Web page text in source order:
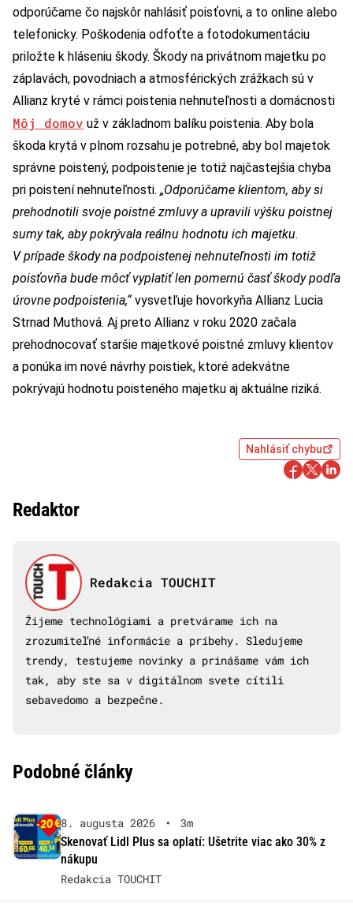
odporúčame čo najskôr nahlásiť poisťovni, a to online alebo
telefonicky. Poškodenia odfoťte a fotodokumentáciu
priložte k hláseniu škody. Škody na privátnom majetku po
záplavách, povodniach a atmosférických zrážkach sú v
Allianz kryté v rámci poistenia nehnuteľnosti a domácnosti
Môj domov už v základnom balíku poistenia. Aby bola
škoda krytá v plnom rozsahu je potrebné, aby bol majetok
správne poistený, podpoistenie je totiž najčastejšia chyba
pri poistení nehnuteľnosti. „Odporúčame klientom, aby si
prehodnotili svoje poistné zmluvy a upravili výšku poistnej
sumy tak, aby pokrývala reálnu hodnotu ich majetku.
V prípade škody na podpoistenej nehnuteľnosti im totiž
poisťovňa bude môcť vyplatiť len pomernú časť škody podľa
úrovne podpoistenia,“vysvetľuje hovorkyňa Allianz Lucia
Strnad Muthová. Aj preto Allianz v roku 2020 začala
prehodnocovať staršie majetkové poistné zmluvy klientov
a ponúka im nové návrhy poistiek, ktoré adekvátne
pokrývajú hodnotu poisteného majetku aj aktuálne riziká.
Nahlásiť chybu
Redaktor
Redakcia TOUCHIT
Žijeme technológiami a pretvárame ich na
zrozumiteľné informácie a príbehy. Sledujeme
trendy, testujeme novinky a prinášame vám ich
tak, aby ste sa v digitálnom svete cítili
sebavedomo a bezpečne.
Podobné články
8. augusta 2026 •
3m
Skenovať Lidl Plus sa oplatí: Ušetrite viac ako 30% z
nákupu
Redakcia TOUCHIT